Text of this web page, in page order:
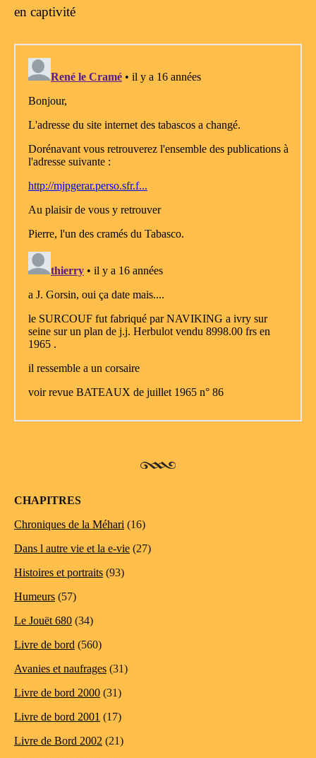
en captivité
CHAPITRES
Chroniques de la Méhari (16)
Dans l autre vie et la e-vie (27)
Histoires et portraits (93)
Humeurs (57)
Le Jouët 680 (34)
Livre de bord (560)
Avanies et naufrages (31)
Livre de bord 2000 (31)
Livre de bord 2001 (17)
Livre de Bord 2002 (21)